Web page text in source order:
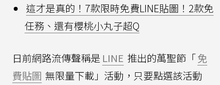
這才是真的！7款限時免費LINE貼圖！2款免
任務、還有櫻桃小丸子超Q
日前網路流傳聲稱是 LINE 推出的萬聖節「免
費貼圖 無限量下載」活動，只要點選該活動